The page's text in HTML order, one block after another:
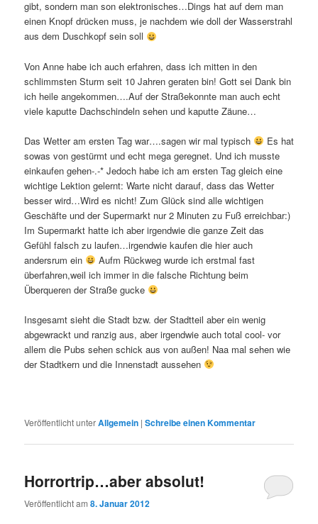
gibt, sondern man son elektronisches…Dings hat auf dem man
einen Knopf drücken muss, je nachdem wie doll der Wasserstrahl
aus dem Duschkopf sein soll
Von Anne habe ich auch erfahren, dass ich mitten in den
schlimmsten Sturm seit 10 Jahren geraten bin! Gott sei Dank bin
ich heile angekommen….Auf der Straßekonnte man auch echt
viele kaputte Dachschindeln sehen und kaputte Zäune…
Das Wetter am ersten Tag war….sagen wir mal typisch
Es hat
sowas von gestürmt und echt mega geregnet. Und ich musste
einkaufen gehen-.-* Jedoch habe ich am ersten Tag gleich eine
wichtige Lektion gelernt: Warte nicht darauf, dass das Wetter
besser wird…Wird es nicht! Zum Glück sind alle wichtigen
Geschäfte und der Supermarkt nur 2 Minuten zu Fuß erreichbar:)
Im Supermarkt hatte ich aber irgendwie die ganze Zeit das
Gefühl falsch zu laufen…irgendwie kaufen die hier auch
andersrum ein
Aufm Rückweg wurde ich erstmal fast
überfahren,weil ich immer in die falsche Richtung beim
Überqueren der Straße gucke
Insgesamt sieht die Stadt bzw. der Stadtteil aber ein wenig
abgewrackt und ranzig aus, aber irgendwie auch total cool- vor
allem die Pubs sehen schick aus von außen! Naa mal sehen wie
der Stadtkern und die Innenstadt aussehen
Veröffentlicht unterAllgemein |Schreibe einen Kommentar
Horrortrip…aber absolut!
Veröffentlicht am8. Januar 2012